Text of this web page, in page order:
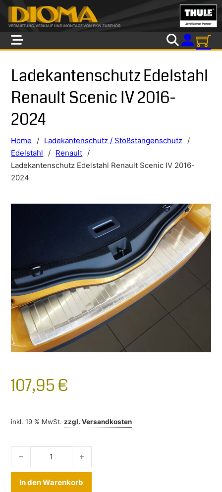
Skip to main content
Skip to footer
Ladekantenschutz Edelstahl
Renault Scenic IV 2016-
2024
Home / Ladekantenschutz / Stoßstangenschutz /
Edelstahl
/ Renault /
Ladekantenschutz Edelstahl Renault Scenic IV 2016-
2024
107,95 €
inkl. 19 % MwSt. zzgl.Versandkosten
Ladekantenschutz Edelstahl Renault Scenic IV 2016-2024
In den Warenkorb